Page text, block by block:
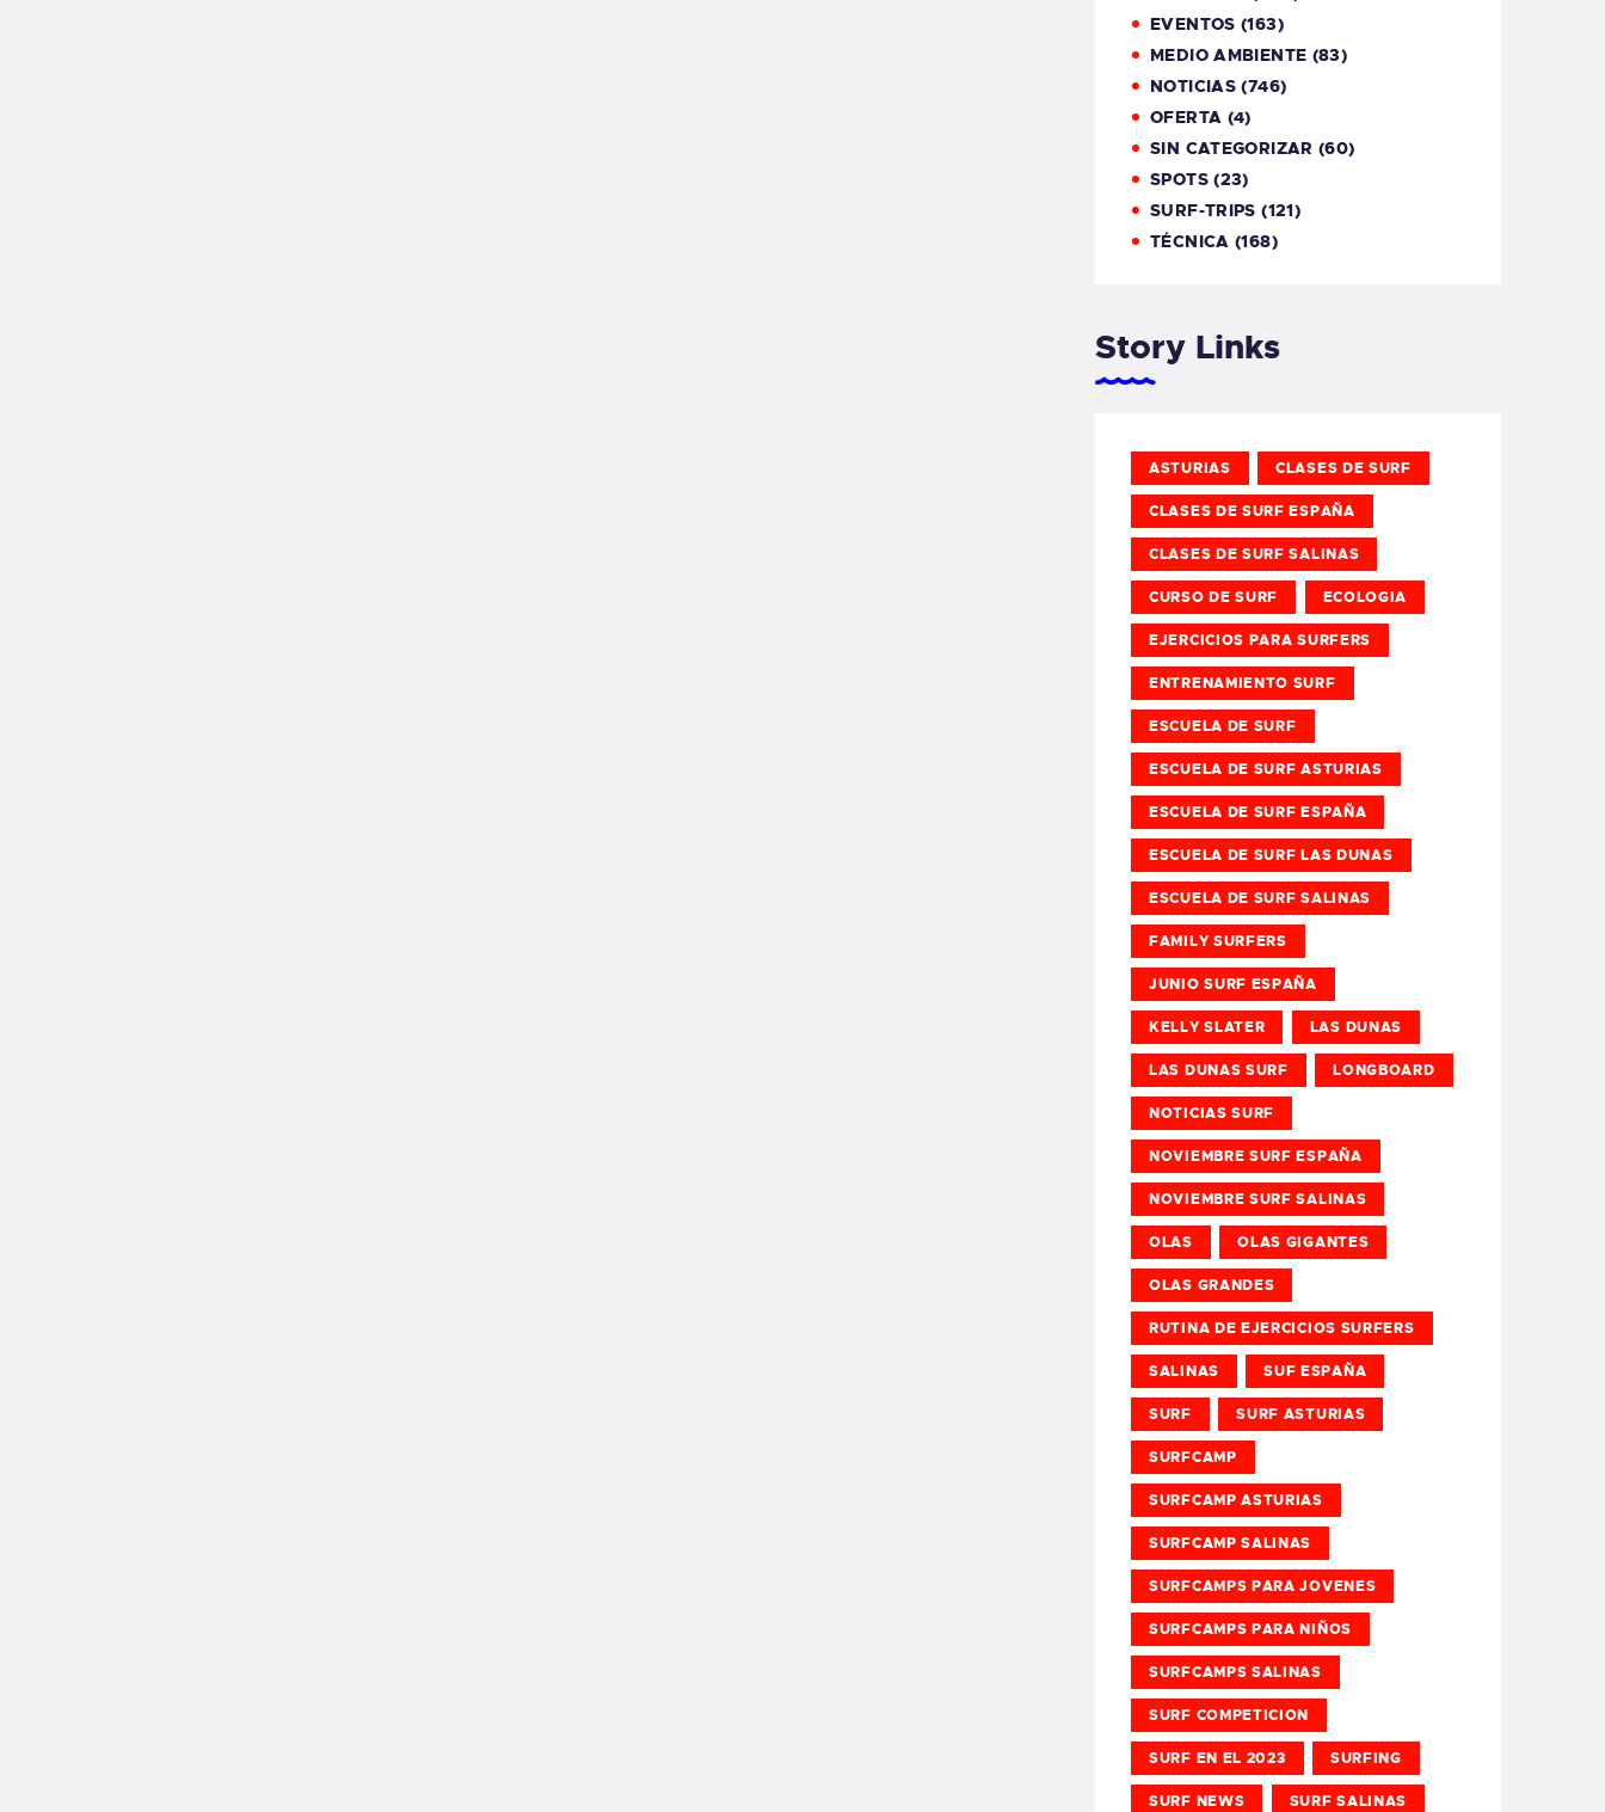
EVENTOS (163)
MEDIO AMBIENTE (83)
NOTICIAS (746)
OFERTA (4)
SIN CATEGORIZAR (60)
SPOTS(23)
SURF-TRIPS (121)
TÉCNICA (168)
Story Links
ASTURIAS CLASES DE SURF
CLASES DE SURF ESPAÑA
CLASES DE SURF SALINAS
CURSO DE SURF ECOLOGIA
EJERCICIOS PARA SURFERS
ENTRENAMIENTO SURF
ESCUELA DE SURF
ESCUELA DE SURF ASTURIAS
ESCUELA DE SURF ESPAÑA
ESCUELA DE SURF LAS DUNAS
ESCUELA DE SURF SALINAS
FAMILY SURFERS
JUNIO SURF ESPAÑA
KELLY SLATER LAS DUNAS
LAS DUNAS SURF LONGBOARD
NOTICIAS SURF
NOVIEMBRE SURF ESPAÑA
NOVIEMBRE SURF SALINAS
OLAS OLAS GIGANTES
OLAS GRANDES
RUTINA DE EJERCICIOS SURFERS
SALINAS SUF ESPAÑA
SURF SURF ASTURIAS
SURFCAMP
SURFCAMP ASTURIAS
SURFCAMP SALINAS
SURFCAMPS PARA JOVENES
SURFCAMPS PARA NIÑOS
SURFCAMPS SALINAS
SURF COMPETICION
SURF EN EL 2023 SURFING
SURF NEWS SURF SALINAS